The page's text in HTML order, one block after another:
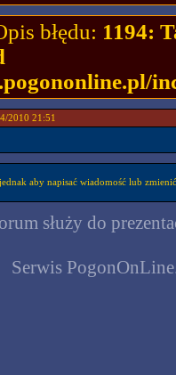
błędu: 1194:
2010 21:51
aby napisać wiadomość lub
służy do
Serwis